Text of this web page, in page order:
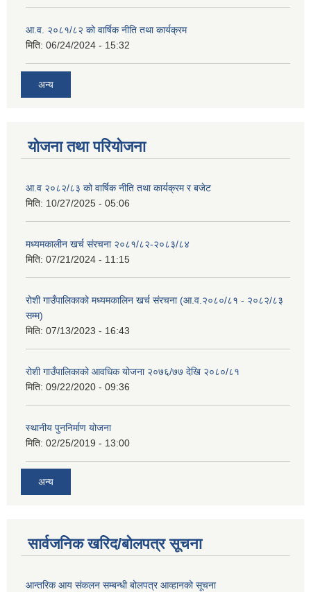
आ.व. २०८१/८२ को वार्षिक नीति तथा कार्यक्रम
मिति: 06/24/2024 - 15:32
अन्य
योजना तथा परियोजना
आ.व २०८२/८३ को वार्षिक नीति तथा कार्यक्रम र बजेट
मिति: 10/27/2025 - 05:06
मध्यमकालीन खर्च संरचना २०८१/८२-२०८३/८४
मिति: 07/21/2024 - 11:15
रोशी गाउँपालिकाको मध्यमकालिन खर्च संरचना (आ.व.२०८०/८१ - २०८२/८३
सम्म)
मिति: 07/13/2023 - 16:43
रोशी गाउँपालिकाको आवधिक योजना २०७६/७७ देखि २०८०/८१
मिति: 09/22/2020 - 09:36
स्थानीय पुननिर्माण योजना
मिति: 02/25/2019 - 13:00
अन्य
सार्वजनिक खरिद/बोलपत्र सूचना
आन्तरिक आय संकलन सम्बन्धी बोलपत्र आव्हानको सूचना